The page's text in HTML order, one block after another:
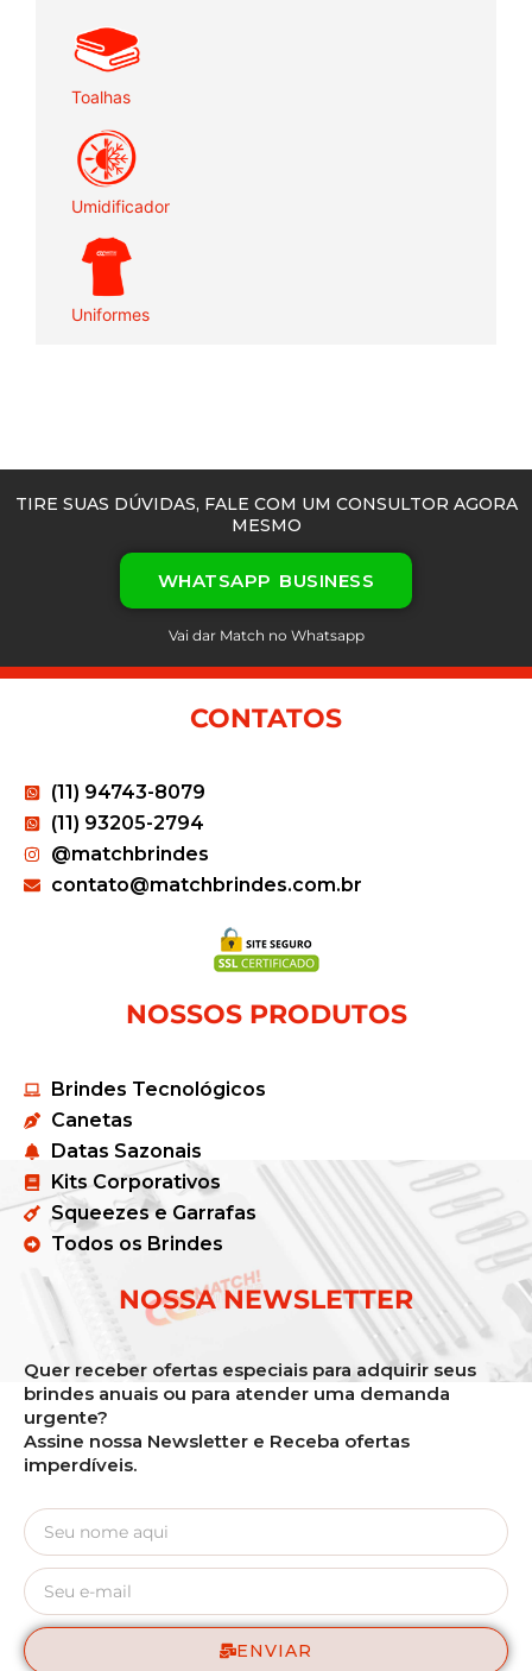
Toalhas
Umidificador
Uniformes
TIRE SUAS DÚVIDAS, FALE COM UM CONSULTOR AGORA
MESMO
WHATSAPP BUSINESS
Vai dar Match no Whatsapp
CONTATOS
(11) 94743-8079
(11) 93205-2794
@matchbrindes
contato@matchbrindes.com.br
NOSSOS PRODUTOS
Brindes Tecnológicos
Canetas
Datas Sazonais
Kits Corporativos
Squeezes e Garrafas
Todos os Brindes
NOSSA NEWSLETTER
Quer receber ofertas especiais para adquirir seus
brindes anuais ou para atender uma demanda
urgente?
Assine nossa Newsletter e Receba ofertas
imperdíveis.
ENVIAR